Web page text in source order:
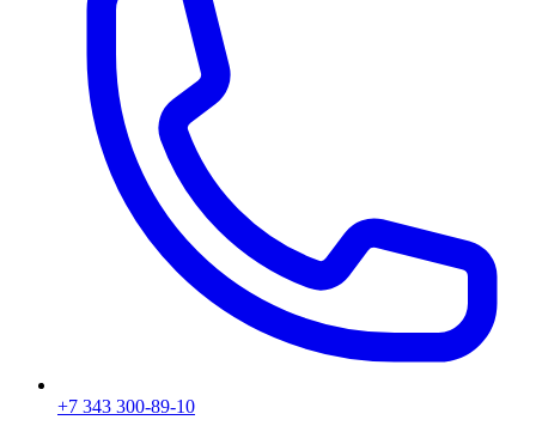
+7 343 300-89-10